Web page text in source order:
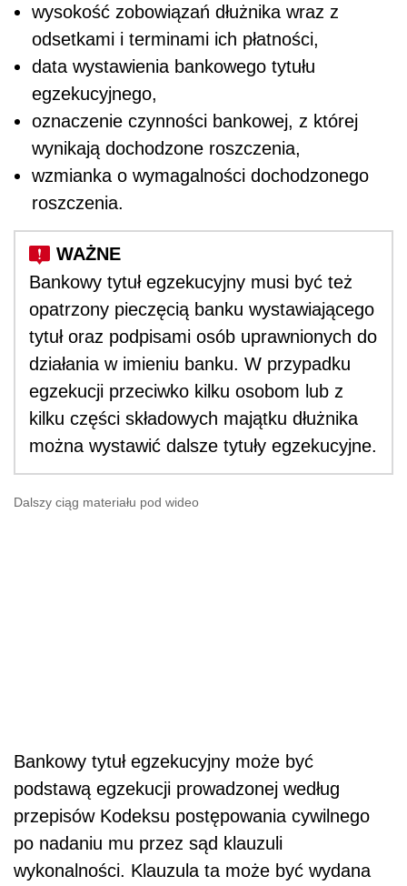
wysokość zobowiązań dłużnika wraz z
odsetkami i terminami ich płatności,
data wystawienia bankowego tytułu
egzekucyjnego,
oznaczenie czynności bankowej, z której
wynikają dochodzone roszczenia,
wzmianka o wymagalności dochodzonego
roszczenia.
Bankowy tytuł egzekucyjny musi być też
opatrzony pieczęcią banku wystawiającego
tytuł oraz podpisami osób uprawnionych do
działania w imieniu banku. W przypadku
egzekucji przeciwko kilku osobom lub z
kilku części składowych majątku dłużnika
można wystawić dalsze tytuły egzekucyjne.
Dalszy ciąg materiału pod wideo
Bankowy tytuł egzekucyjny może być
podstawą egzekucji prowadzonej według
przepisów Kodeksu postępowania cywilnego
po nadaniu mu przez sąd klauzuli
wykonalności. Klauzula ta może być wydana